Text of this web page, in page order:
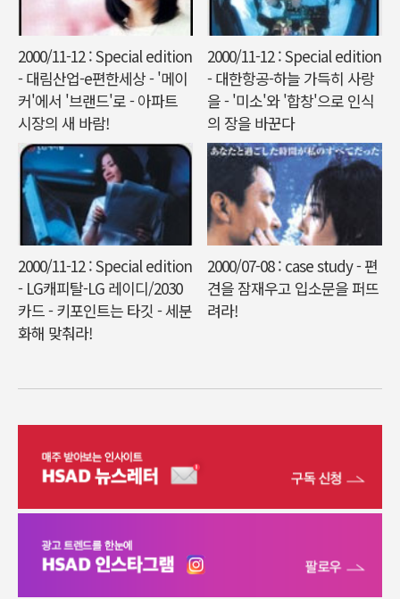
2000/11-12 : Special edition
- 대림산업-e편한세상 - '메이
커'에서 '브랜드'로 - 아파트
시장의 새 바람!
2000/11-12 : Special edition
- 대한항공-하늘 가득히 사랑
을 - '미소'와 '합창'으로 인식
의 장을 바꾼다
2000/11-12 : Special edition
- LG캐피탈-LG 레이디/2030
카드 - 키포인트는 타깃 - 세분
화해 맞춰라!
2000/07-08 : case study - 편
견을 잠재우고 입소문을 퍼뜨
려라!